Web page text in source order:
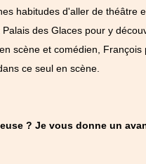
habitudes d'aller de théâtre
des Glaces pour y
scène et comédien, François
ce seul en scène.
? Je vous donne un